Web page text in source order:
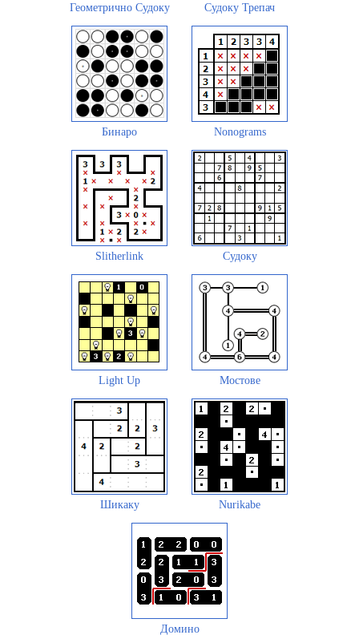
Геометрично Судоку Судоку Трепач
Бинаро Nonograms
Slitherlink Судоку
Light Up Мостове
Шикаку Nurikabe
Домино